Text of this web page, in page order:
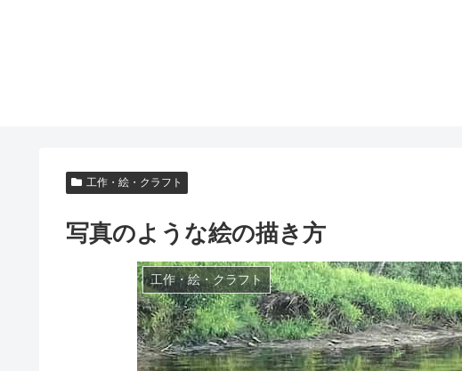
工作・絵・クラフト
写真のような絵の描き方
工作・絵・クラフト